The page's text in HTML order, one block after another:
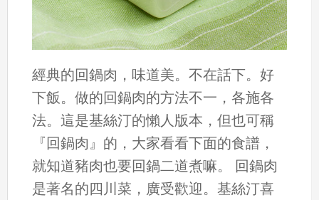
經典的回鍋肉，味道美。不在話下。好
下飯。做的回鍋肉的方法不一，各施各
法。這是基絲汀的懶人版本，但也可稱
『回鍋肉』的，大家看看下面的食譜，
就知道豬肉也要回鍋二道煮嘛。 回鍋肉
是著名的四川菜，廣受歡迎。基絲汀喜